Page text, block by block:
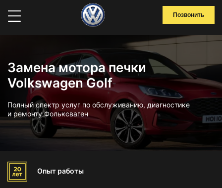
Позвонить
Замена мотора печки
Volkswagen Golf
Полный спектр услуг по обслуживанию, диагностике
и ремонту Фольксваген
Опыт работы